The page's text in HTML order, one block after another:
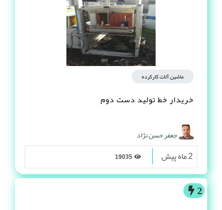
ماشین آلات کارکرده
خریدار خط تولید دست دوم
جعفر حسن نژاد
2 ماه پیش
2